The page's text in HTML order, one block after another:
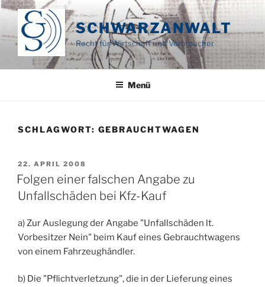
Zum
springen
SCHWARZANWALT
Recht für Wirtschaft und Verbraucher
Menü
SCHLAGWORT: GEBRAUCHTWAGEN
VERÖFFENTLICHT
AM
22. APRIL 2008
Folgen einer falschen Angabe zu
Unfallschäden bei Kfz-Kauf
a) Zur Auslegung der Angabe "Unfallschäden lt.
Vorbesitzer Nein" beim Kauf eines Gebrauchtwagens
von einem Fahrzeughändler.
b) Die "Pflichtverletzung", die in der Lieferung eines